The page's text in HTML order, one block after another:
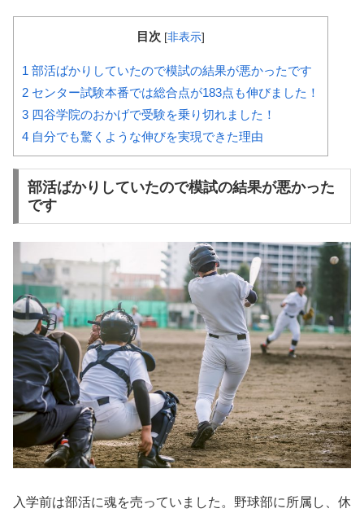
目次 [非表示]
1 部活ばかりしていたので模試の結果が悪かったです
2 センター試験本番では総合点が183点も伸びました！
3 四谷学院のおかげで受験を乗り切れました！
4 自分でも驚くような伸びを実現できた理由
部活ばかりしていたので模試の結果が悪かった
です
入学前は部活に魂を売っていました。野球部に所属し、休